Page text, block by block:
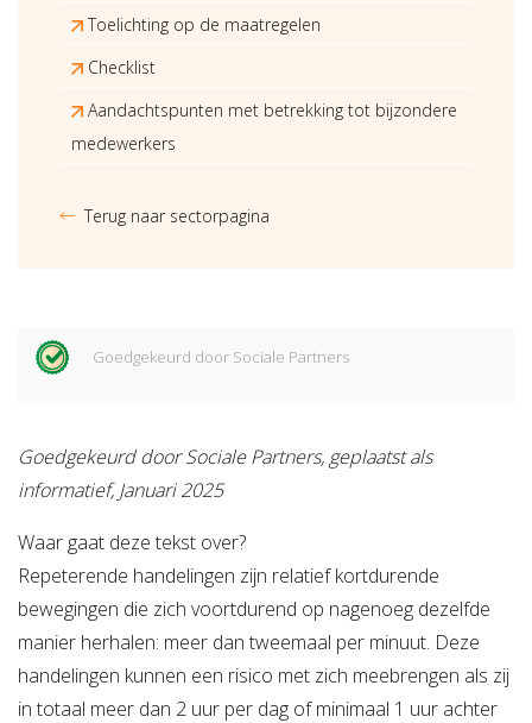
Toelichting op de maatregelen
Checklist
Aandachtspunten met betrekking tot bijzondere
medewerkers
Terug naar sectorpagina
Goedgekeurd door Sociale Partners
Goedgekeurd door Sociale Partners, geplaatst als
informatief, Januari 2025
Waar gaat deze tekst over?
Repeterende handelingen zijn relatief kortdurende
bewegingen die zich voortdurend op nagenoeg dezelfde
manier herhalen: meer dan tweemaal per minuut. Deze
handelingen kunnen een risico met zich meebrengen als zij
in totaal meer dan 2 uur per dag of minimaal 1 uur achter